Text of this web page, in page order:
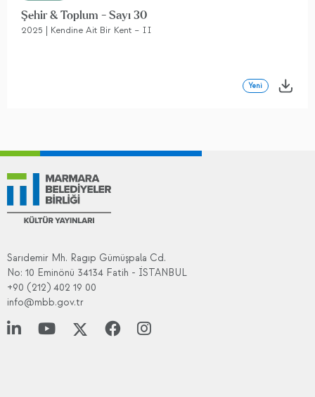
Şehir & Toplum - Sayı 30
2025 | Kendine Ait Bir Kent – II
Yeni
Sarıdemir Mh. Ragıp Gümüşpala Cd.
No: 10 Eminönü 34134 Fatih - İSTANBUL
+90 (212) 402 19 00
info@mbb.gov.tr